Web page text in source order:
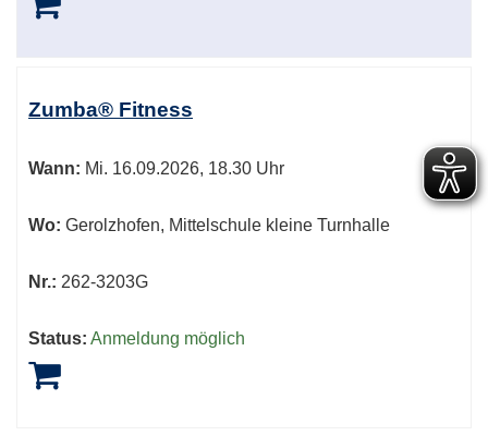
Zumba® Fitness
Wann: Mi. 16.09.2026, 18.30 Uhr
Wo: Gerolzhofen, Mittelschule kleine Turnhalle
Nr.: 262-3203G
Status: Anmeldung möglich